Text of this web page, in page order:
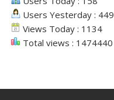
Users Yesterday : 449
Views Today : 1134
Total views : 1474440